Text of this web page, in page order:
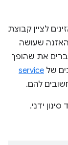
לציין קבוצת
שעושה
את שהופך
של service
להם.
ידני.